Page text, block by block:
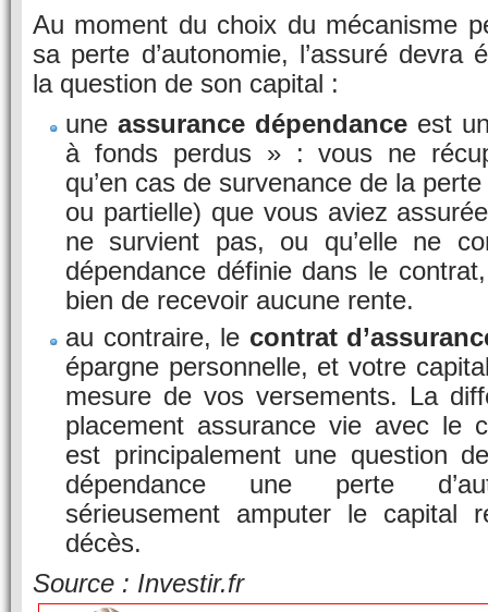
Au moment du choix du mécanisme
sa perte d’autonomie, l’assuré devra
la question de son capital :
une assurance dépendance est
à fonds perdus » : vous ne
qu’en cas de survenance de la
ou partielle) que vous aviez
ne survient pas, ou qu’elle ne
dépendance définie dans le
bien de recevoir aucune rente.
au contraire, le contrat
épargne personnelle, et votre
mesure de vos versements. La
placement assurance vie avec le
est principalement une question
dépendance une perte
sérieusement amputer le capital
décès.
Source : Investir.fr